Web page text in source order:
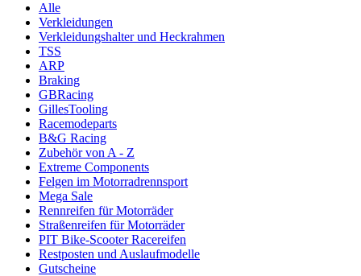
Alle
Verkleidungen
Verkleidungshalter und Heckrahmen
TSS
ARP
Braking
GBRacing
GillesTooling
Racemodeparts
B&G Racing
Zubehör von A - Z
Extreme Components
Felgen im Motorradrennsport
Mega Sale
Rennreifen für Motorräder
Straßenreifen für Motorräder
PIT Bike-Scooter Racereifen
Restposten und Auslaufmodelle
Gutscheine